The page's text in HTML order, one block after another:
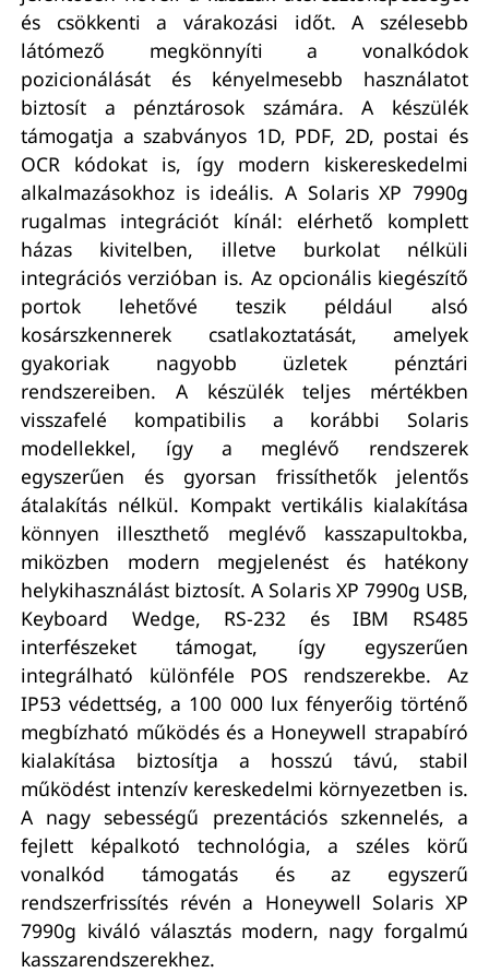
és csökkenti a várakozási időt. A szélesebb
látómező megkönnyíti a vonalkódok
pozicionálását és kényelmesebb használatot
biztosít a pénztárosok számára. A készülék
támogatja a szabványos 1D, PDF, 2D, postai és
OCR kódokat is, így modern kiskereskedelmi
alkalmazásokhoz is ideális. A Solaris XP 7990g
rugalmas integrációt kínál: elérhető komplett
házas kivitelben, illetve burkolat nélküli
integrációs verzióban is. Az opcionális kiegészítő
portok lehetővé teszik például alsó
kosárszkennerek csatlakoztatását, amelyek
gyakoriak nagyobb üzletek pénztári
rendszereiben. A készülék teljes mértékben
visszafelé kompatibilis a korábbi Solaris
modellekkel, így a meglévő rendszerek
egyszerűen és gyorsan frissíthetők jelentős
átalakítás nélkül. Kompakt vertikális kialakítása
könnyen illeszthető meglévő kasszapultokba,
miközben modern megjelenést és hatékony
helykihasználást biztosít. A Solaris XP 7990g USB,
Keyboard Wedge, RS-232 és IBM RS485
interfészeket támogat, így egyszerűen
integrálható különféle POS rendszerekbe. Az
IP53 védettség, a 100 000 lux fényerőig történő
megbízható működés és a Honeywell strapabíró
kialakítása biztosítja a hosszú távú, stabil
működést intenzív kereskedelmi környezetben is.
A nagy sebességű prezentációs szkennelés, a
fejlett képalkotó technológia, a széles körű
vonalkód támogatás és az egyszerű
rendszerfrissítés révén a Honeywell Solaris XP
7990g kiváló választás modern, nagy forgalmú
kasszarendszerekhez.